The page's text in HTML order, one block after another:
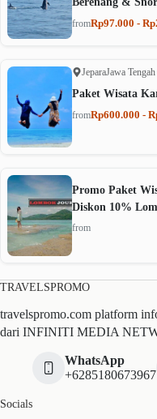
fromRp97.000 -
JeparaJawa Tengah
Paket Wisata
fromRp600.000 -
Promo Paket
Diskon 10%
from
TRAVELSPROMO
travelspromo.com platform
dari INFINITI MEDIA
WhatsApp
+6285180673967
Socials